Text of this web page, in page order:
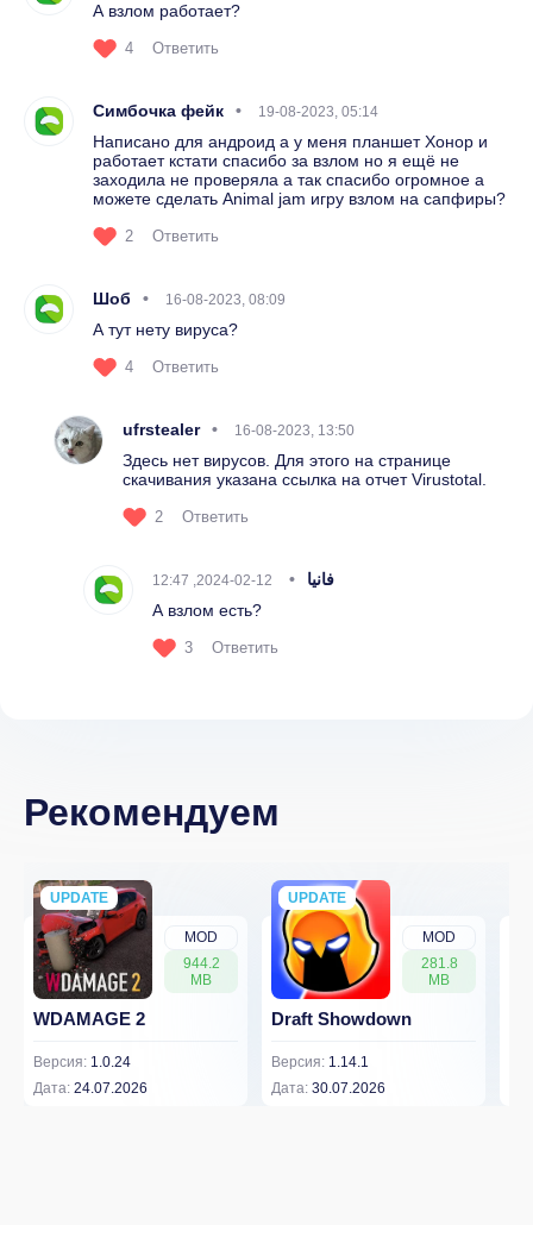
А взлом работает?
4 Ответить
Симбочка фейк 19-08-2023, 05:14
Написано для андроид а у меня планшет Хонор и
работает кстати спасибо за взлом но я ещё не
заходила не проверяла а так спасибо огромное а
можете сделать Animal jam игру взлом на сапфиры?
2 Ответить
Шоб 16-08-2023, 08:09
А тут нету вируса?
4 Ответить
ufrstealer 16-08-2023, 13:50
Здесь нет вирусов. Для этого на странице
скачивания указана ссылка на отчет Virustotal.
2 Ответить
فانيا 12-02-2024, 12:47
А взлом есть?
3 Ответить
Рекомендуем
MOD
944.2
MB
UPDATE
NEW
WDAMAGE 2
Версия: 1.0.24
Дата: 24.07.2026
MOD
281.8
MB
UPDATE
NEW
Draft Showdown
Версия: 1.14.1
Дата: 30.07.2026